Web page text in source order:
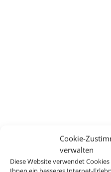
Cookie-
verwalten
Diese Website verwendet